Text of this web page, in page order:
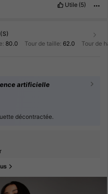
Utile (5)
80.0 Tour de taille: 62.0 Tour de
artificielle
décontractée.